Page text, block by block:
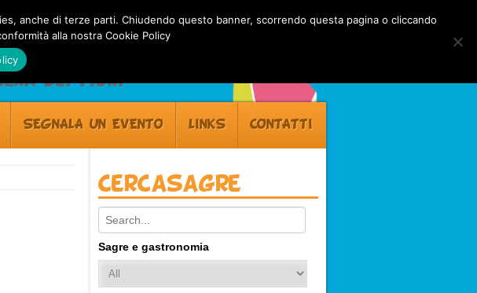
dei Fiori
SEGNALA UN EVENTO LINKS CONTATTI
Cercasagre
Search:
Sagre e gastronomia
anche di terze parti. Chiudendo questo banner, scorrendo questa pagina o cliccando
alla nostra Cookie Policy